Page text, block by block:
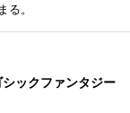
る。
ックファンタジー